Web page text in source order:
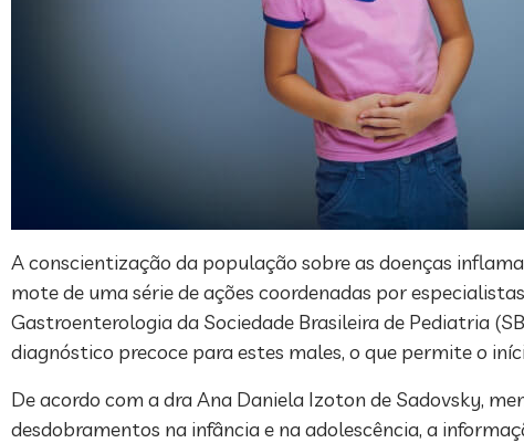
A conscientização da população sobre as doenças
mote de uma série de ações coordenadas por
Gastroenterologia da Sociedade Brasileira de Pediatria
diagnóstico precoce para estes males, o que permite o
De acordo com a dra Ana Daniela Izoton de Sadovsky,
desdobramentos na infância e na adolescência, a